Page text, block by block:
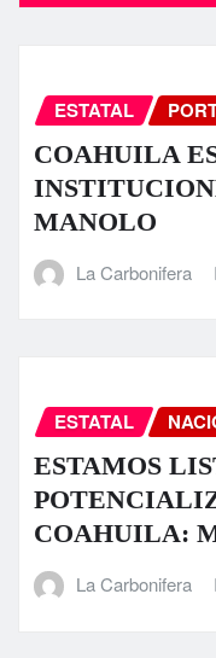
ESTATAL
COAHUILA
MANOLO
La Carbonifera
ESTATAL
ESTAMOS
COAHUILA:
La Carbonifera